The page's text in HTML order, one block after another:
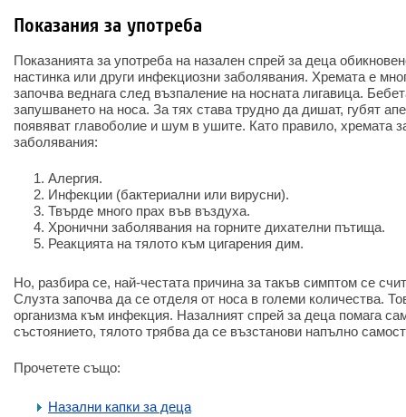
Показания за употреба
Показанията за употреба на назален спрей за деца
настинка или други инфекциозни заболявания. Хремата е
започва веднага след възпаление на носната лигавица.
запушването на носа. За тях става трудно да дишат, губят
появяват главоболие и шум в ушите. Като правило, хремата
заболявания:
Алергия.
Инфекции (бактериални или вирусни).
Твърде много прах във въздуха.
Хронични заболявания на горните дихателни пътища.
Реакцията на тялото към цигарения дим.
Но, разбира се, най-честата причина за такъв симптом се
Слузта започва да се отделя от носа в големи количества.
организма към инфекция. Назалният спрей за деца помага
състоянието, тялото трябва да се възстанови напълно
Прочетете също:
Назални капки за деца